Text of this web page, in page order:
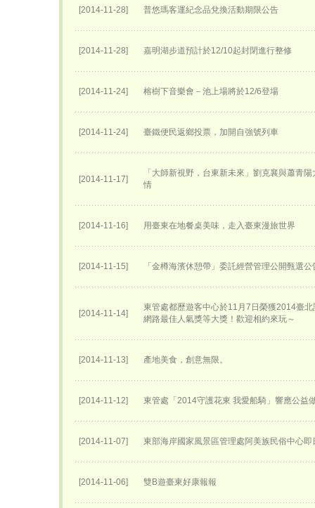
[2014-11-28] 普悠瑪客運紀念品兌換活動期限公告
[2014-11-28] 嘉明湖步道預計於12/10起封閉進行整修
[2014-11-24] 榕樹下音樂會－池上場將於12/6登場
[2014-11-24] 臺鐵便民返鄉投票，加開自強號列車
[2014-11-17]
「大師新視野，台東新未來」劉克襄與蕭青
情
[2014-11-16] 用臺東在地餐桌美味，走入臺東漫旅世界
[2014-11-15] 「金樽海濱休憩帶」委託經營管理公開甄選公
[2014-11-14]
東管處都歷遊客中心於11月7日榮獲2014臺
網路最佳人氣獎等大獎！歡迎相約來玩～
[2014-11-13] 產地美食，創意無限。
[2014-11-12] 東管處「2014守護花東 我愛船騎」響應公益
[2014-11-07] 東部海岸國家風景區管理處阿美族民俗中心
[2014-11-06] 雙B遊臺東好康報報